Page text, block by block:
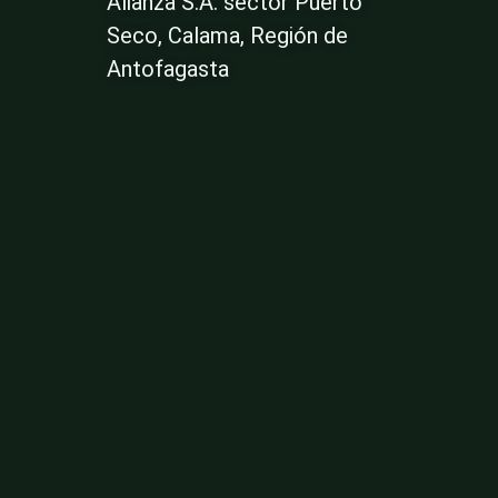
Seco, Calama, Región de
Antofagasta